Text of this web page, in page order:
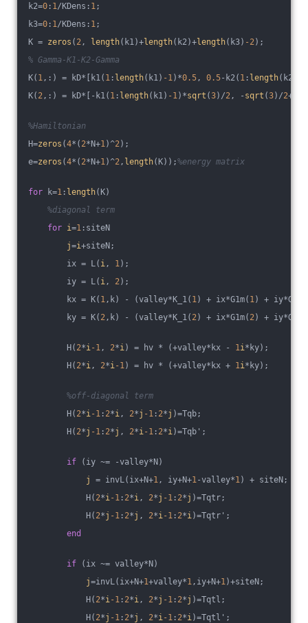
k2=0 : 1/KDens: 1;
k3=0 : 1/KDens: 1;
K = zeros ( 2, length(k1)+length(k2)+length(k3) -2);
% Gamma-K1-K2-Gamma
K( 1,:) = kD*[k1( 1 : length(k1) -1)*0.5, 0.5-k2( 1 : length(k2)
K( 2,:) = kD*[-k1( 1 : length(k1) -1)*sqrt (3)/2, - sqrt (3)/2+k2(
%Hamiltonian
H=zeros (4*( 2*N+1)^2);
e=zeros (4*( 2*N+1)^2, length(K));%energy matrix
for k=1 : length(K)
%diagonal term
for i=1 :siteN
j=i+siteN;
ix = L( i, 1);
iy = L( i, 2);
kx = K( 1,k) - (valley*K_1( 1) + ix*G1m( 1) + iy*G2m(
ky = K( 2,k) - (valley*K_1( 2) + ix*G1m( 2) + iy*G2m(
H( 2*i-1, 2*i) = hv * (+valley*kx - 1i*ky);
H( 2*i, 2*i-1) = hv * (+valley*kx + 1i*ky);
%off-diagonal term
H( 2*i-1 : 2*i, 2*j -1 : 2*j )=Tqb;
H( 2*j -1 : 2*j , 2*i-1 : 2*i)=Tqb';
if (iy ~= -valley*N)
j
= invL(ix+N+1, iy+N+1-valley*1) + siteN;
H( 2*i-1 : 2*i, 2*j -1 : 2*j )=Tqtr;
H( 2*j -1 : 2*j , 2*i-1 : 2*i)=Tqtr';
end
if (ix ~= valley*N)
j=invL(ix+N+1+valley*1,iy+N+1)+siteN;
H( 2*i-1 : 2*i, 2*j -1 : 2*j )=Tqtl;
H( 2*j -1 : 2*j , 2*i-1 : 2*i)=Tqtl';